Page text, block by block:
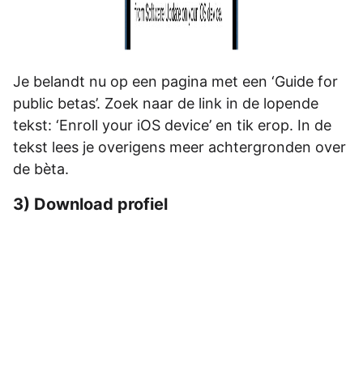
Je belandt nu op een pagina met een ‘Guide for
public betas’. Zoek naar de link in de lopende
tekst: ‘Enroll your iOS device’ en tik erop. In de
tekst lees je overigens meer achtergronden over
de bèta.
3) Download profiel